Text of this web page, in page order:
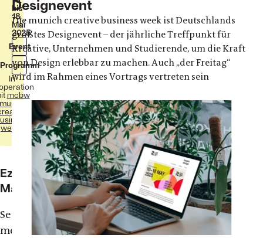
bis
18.
Mai
2025
Event
Programm
In
mcbw
week)
Ezio
Manzini
Seit
mehr
Designevent
Die munich creative business week ist Deutschlands
größtes Designevent – der jährliche Treffpunkt für
Kreative, Unternehmen und Studierende, um die Kraft
von Design erlebbar zu machen. Auch „der Freitag“
wird im Rahmen eines Vortrags vertreten sein